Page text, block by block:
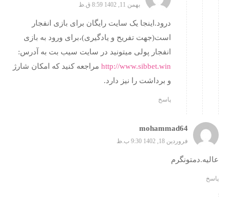
بهمن 11, 1402 8:59 ق.ظ
درود.اینجا یک سایت رایگان برای بازی انفجار
است(جهت تفریح و یادگیری)،برای ورود به بازی
انفجار پولی میتونید در سایت سیب بت به آدرس:
http://www.sibbet.win مراجعه کنید که امکان شارژ
و برداشت را نیز دارد.
پاسخ
mohammad64
فروردین 18, 1402 9:30 ب.ظ
عالیه.دمتونگرم
پاسخ